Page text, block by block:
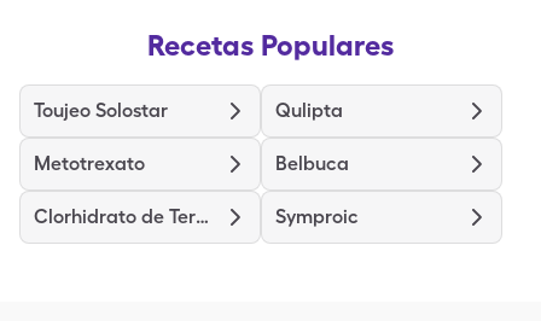
Recetas Populares
Toujeo Solostar Qulipta
Metotrexato Belbuca
Clorhidrato de Terazosina Symproic